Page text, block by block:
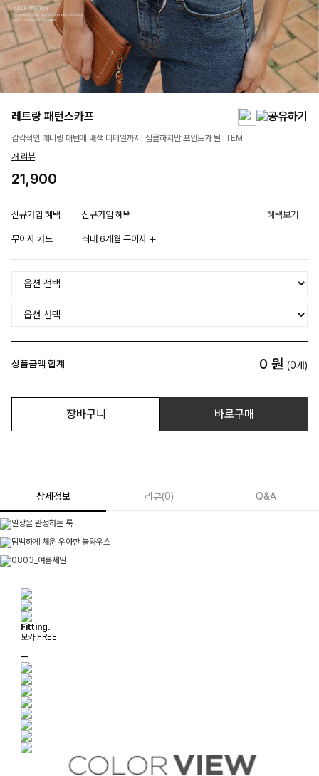
레트랑 패턴스카프
감각적인 레터링 패턴에 배색 디테일까지! 심플하지만 포인트가 될 ITEM
개 리뷰
21,900
신규가입 혜택 신규가입 혜택 혜택보기
무이자 카드 최대 6개월 무이자
상품금액 합계 0 원 (0개)
장바구니 바로구매
상세정보 리뷰(0) Q&A
Fitting.
모카 FREE
ㅡ